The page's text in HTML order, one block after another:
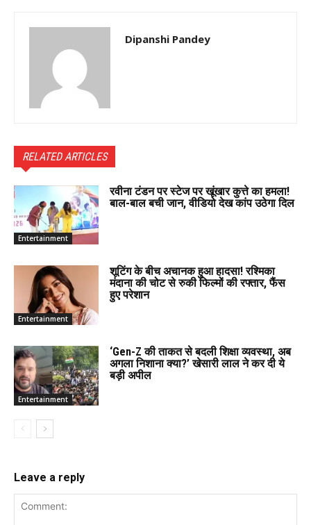
Dipanshi Pandey
RELATED ARTICLES
Entertainment
रवीना टंडन पर स्टेज पर खूंखार कुत्ते का हमला!
बाल-बाल बची जान, वीडियो देख कांप उठेगा दिल
Entertainment
शूटिंग के बीच अचानक हुआ हादसा! रश्मिका
मंदाना की चोट से रुकी फिल्मों की रफ्तार, फैंस
हुए परेशान
Entertainment
‘Gen-Z की ताकत से बदली शिक्षा व्यवस्था, अब
अगला निशाना क्या?’ खेसारी लाल ने कर दी ये
बड़ी अपील
Leave a reply